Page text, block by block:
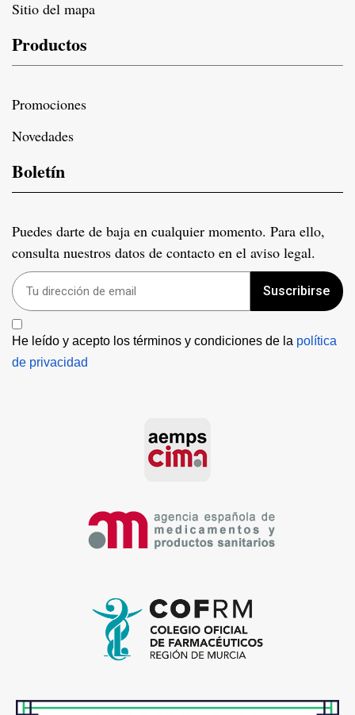
Sitio del mapa
Productos
Promociones
Novedades
Boletín
Puedes darte de baja en cualquier momento. Para ello,
consulta nuestros datos de contacto en el aviso legal.
Suscribirse
He leído y acepto los términos y condiciones de la política
de privacidad